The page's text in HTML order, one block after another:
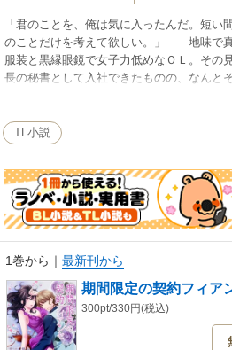
「君のことを、俺は気に入ったんだ。短い
のことだけを考えて欲しい。」――地味で
服装と黒縁眼鏡で女子力低めなＯＬ。その
長の秘書として入社できたものの、なんと
目惚れしてしまった。好きになってはい
ち上がり、結婚したくない真田から、期間
と頼まれてしまう。そばにいたい気持ちの
化が……
TL小説
1巻から ｜ 最新刊から
期間限定の契約フィア
300pt/330円(税込)